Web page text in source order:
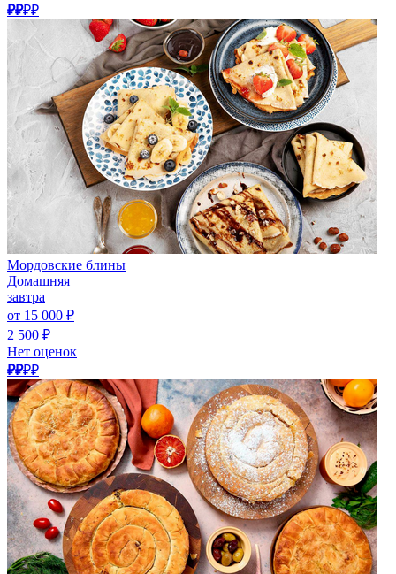
₽₽₽₽
Мордовские блины
Домашняя
завтра
от 15 000 ₽
2 500 ₽
Нет оценок
₽₽₽₽